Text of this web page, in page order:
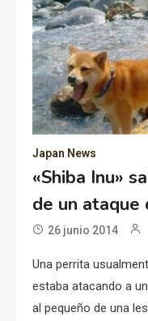
Japan News
«Shiba Inu»
de un ataque
26 junio 2014
Una perrita
estaba atacando a
al pequeño de una